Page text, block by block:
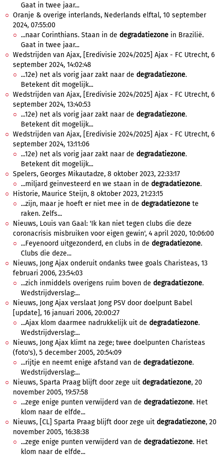
Gaat in twee jaar...
Oranje & overige interlands, Nederlands elftal, 10 september
2024, 07:55:00
...naar Corinthians. Staan in de degradatiezone in Brazilië.
Gaat in twee jaar...
Wedstrijden van Ajax, [Eredivisie 2024/2025] Ajax - FC Utrecht, 6
september 2024, 14:02:48
...12e) net als vorig jaar zakt naar de degradatiezone.
Betekent dit mogelijk...
Wedstrijden van Ajax, [Eredivisie 2024/2025] Ajax - FC Utrecht, 6
september 2024, 13:40:53
...12e) net als vorig jaar zakt naar de degradatiezone.
Betekent dit mogelijk...
Wedstrijden van Ajax, [Eredivisie 2024/2025] Ajax - FC Utrecht, 6
september 2024, 13:11:06
...12e) net als vorig jaar zakt naar de degradatiezone.
Betekent dit mogelijk...
Spelers, Georges Mikautadze, 8 oktober 2023, 22:33:17
...miljard geinvesteerd en we staan in de degradatiezone.
Historie, Maurice Steijn, 8 oktober 2023, 21:23:15
...zijn, maar je hoeft er niet mee in de degradatiezone te
raken. Zelfs...
Nieuws, Louis van Gaal: 'Ik kan niet tegen clubs die deze
coronacrisis misbruiken voor eigen gewin', 4 april 2020, 10:06:00
...Feyenoord uitgezonderd, en clubs in de degradatiezone.
Clubs die deze...
Nieuws, Jong Ajax onderuit ondanks twee goals Charisteas, 13
februari 2006, 23:54:03
...zich inmiddels overigens ruim boven de degradatiezone.
Wedstrijdverslag:...
Nieuws, Jong Ajax verslaat Jong PSV door doelpunt Babel
[update], 16 januari 2006, 20:00:27
...Ajax klom daarmee nadrukkelijk uit de degradatiezone.
Wedstrijdverslag:...
Nieuws, Jong Ajax klimt na zege; twee doelpunten Charisteas
(foto's), 5 december 2005, 20:54:09
...rijtje en neemt enige afstand van de degradatiezone.
Wedstrijdverslag:...
Nieuws, Sparta Praag blijft door zege uit degradatiezone, 20
november 2005, 19:57:58
...zege enige punten verwijderd van de degradatiezone. Het
klom naar de elfde...
Nieuws, [CL] Sparta Praag blijft door zege uit degradatiezone, 20
november 2005, 16:38:38
...zege enige punten verwijderd van de degradatiezone. Het
klom naar de elfde...